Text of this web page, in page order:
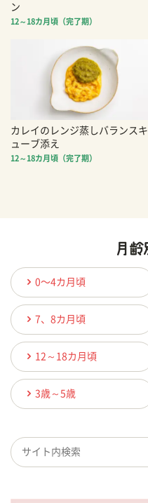
ン
12～18カ月頃（完了期）
カレイのレンジ蒸しバランスキ
ューブ添え
12～18カ月頃（完了期）
0〜4カ月頃
7、8カ月頃
12～18カ月頃
3歳～5歳
検索キーワード入力